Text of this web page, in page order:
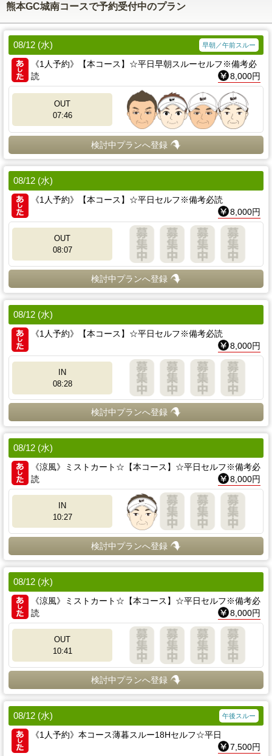
熊本GC城南コースで予約受付中のプラン
08/12 (水) 早朝／午前スルー
《1人予約》【本コース】☆平日早朝スルーセルフ※備考必
読
8,000円
OUT
07:46
検討中プランへ登録
08/12 (水)
《1人予約》【本コース】☆平日セルフ※備考必読
8,000円
OUT
08:07
検討中プランへ登録
08/12 (水)
《1人予約》【本コース】☆平日セルフ※備考必読
8,000円
IN
08:28
検討中プランへ登録
08/12 (水)
《涼風》ミストカート☆【本コース】☆平日セルフ※備考必
読
8,000円
IN
10:27
検討中プランへ登録
08/12 (水)
《涼風》ミストカート☆【本コース】☆平日セルフ※備考必
読
8,000円
OUT
10:41
検討中プランへ登録
08/12 (水) 午後スルー
《1人予約》本コース薄暮スルー18Hセルフ☆平日
7,500円